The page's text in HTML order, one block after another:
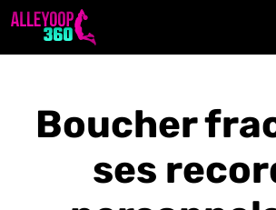
Aller
Boucher
ses